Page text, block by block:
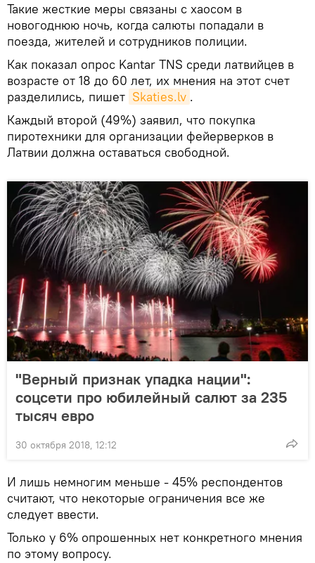
Такие жесткие меры связаны с хаосом в
новогоднюю ночь, когда салюты попадали в
поезда, жителей и сотрудников полиции.
Как показал опрос Kantar TNS среди латвийцев в
возрасте от 18 до 60 лет, их мнения на этот счет
разделились, пишет Skaties.lv .
Каждый второй (49%) заявил, что покупка
пиротехники для организации фейерверков в
Латвии должна оставаться свободной.
"Верный признак упадка нации":
соцсети про юбилейный салют за 235
тысяч евро
30 октября 2018, 12:12
И лишь немногим меньше - 45% респондентов
считают, что некоторые ограничения все же
следует ввести.
Только у 6% опрошенных нет конкретного мнения
по этому вопросу.